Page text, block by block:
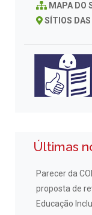
MAPA DO
SÍTIOS
Últimas
Parecer da
proposta de
Educação